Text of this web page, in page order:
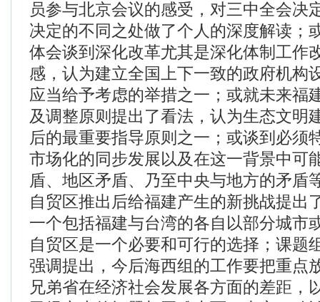
员参与北京会议的感受，对三中全会决
决定的不同之处做了个人的深度解读；
体会谈到深化改革尤其是深化体制工作
感，认为建立全国上下一致的政府机构
应当给予考虑的举措之一；或就未来福
及调整原则提出了看法，认为生态文明
后的最重要指导原则之一；或谈到必须
市场化的同步发展以及在这一背景中可
盾、地区矛盾、乃至中央与地方的矛盾
自贸区推出后给福建产生的新挑战提出
一个包括福建与台湾的各自以部分城市
自贸区是一个必要和可行的选择；课题
强调提出，今后海西组的工作要把重点
兄弟省在经济社会发展各方面的差距，